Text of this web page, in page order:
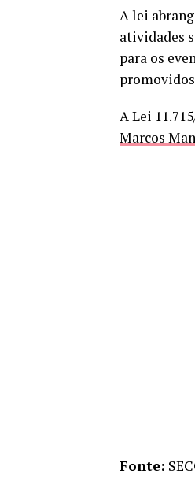
A lei
atividades
para os
A Lei
Marcos
Fonte: